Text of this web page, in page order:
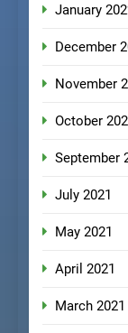
January
December
November
October
September
July 2021
May 2021
April 2021
March 2021